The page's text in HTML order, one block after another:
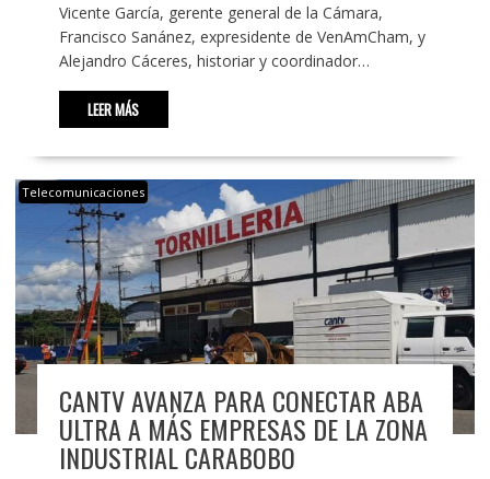
Vicente García, gerente general de la Cámara,
Francisco Sanánez, expresidente de VenAmCham, y
Alejandro Cáceres, historiar y coordinador…
LEER MÁS
Telecomunicaciones
CANTV AVANZA PARA CONECTAR ABA
ULTRA A MÁS EMPRESAS DE LA ZONA
INDUSTRIAL CARABOBO